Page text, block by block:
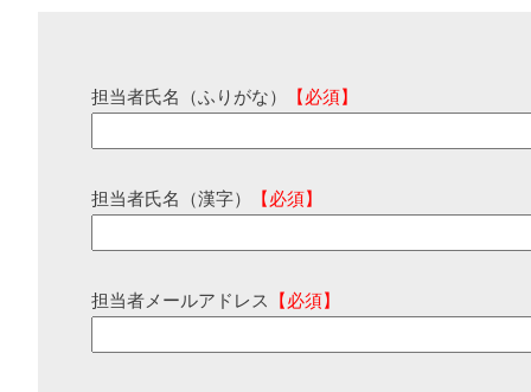
担当者氏名（ふりがな） 【必須】
担当者氏名（漢字） 【必須】
担当者メールアドレス 【必須】